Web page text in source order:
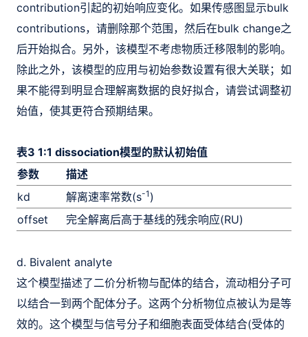
contribution引起的初始响应变化。如果传感图显示bulk
contributions，请删除那个范围，然后在bulk change之
后开始拟合。另外，该模型不考虑物质迁移限制的影响。
除此之外，该模型的应用与初始参数设置有很大关联；如
果不能得到明显合理解离数据的良好拟合，请尝试调整初
始值，使其更符合预期结果。
表3 1:1 dissociation模型的默认初始值
参数
描述
kd
解离速率常数(s-1 )
offset
完全解离后高于基线的残余响应(RU)
d. Bivalent analyte
这个模型描述了二价分析物与配体的结合，流动相分子可
以结合一到两个配体分子。这两个分析物位点被认为是等
效的。这个模型与信号分子和细胞表面受体结合(受体的